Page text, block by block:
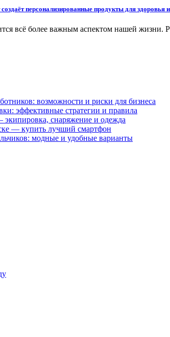
персонализированные продукты для здоровья
всё более важным аспектом нашей
возможности и риски для бизнеса
эффективные стратегии и правила
снаряжение и одежда
— купить лучший смартфон
модные и удобные варианты